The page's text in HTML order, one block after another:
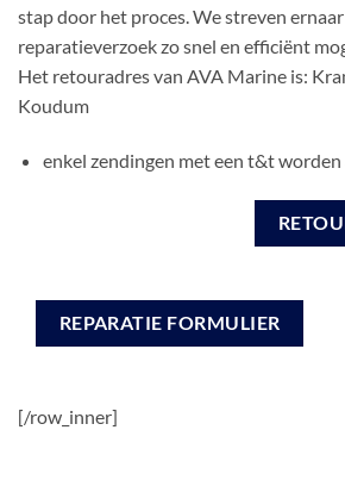
stap door het proces. We streven
reparatieverzoek zo snel en efficiënt
Het retouradres van AVA Marine is:
Koudum
enkel zendingen met een t&t
REPARATIE FORMULIER
[/row_inner]